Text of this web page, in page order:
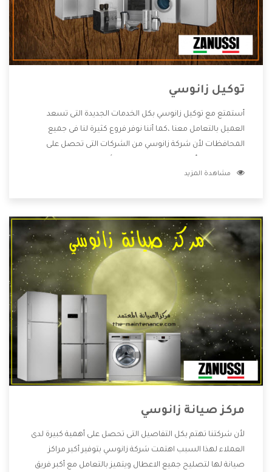
توكيل زانوسي
أستمتع مع توكيل زانوسي بكل الخدمات الجديدة التى تسعد
العميل بالتعامل معنا ،كما أننا نوفر فروع كثيرة لنا فى جميع
المحافظات لأن شركة زانوسي من الشركات التى تحصل على
كما أنها تهتم بالخدمات التى تكون بعد البيع معنا هتحصل على
مشاهدة المزيد
مركز صيانة زانوسي
لأن شركتنا تهتم بكل التفاصيل التى تحصل على أهمية كبيرة لدى
العملاء لهذا السبب اهتمت شركة زانوسي بتوفير أكبر مراكز
صيانة لها لتصليح جميع الاعطال ويتميز بالتعامل مع أكبر فريق